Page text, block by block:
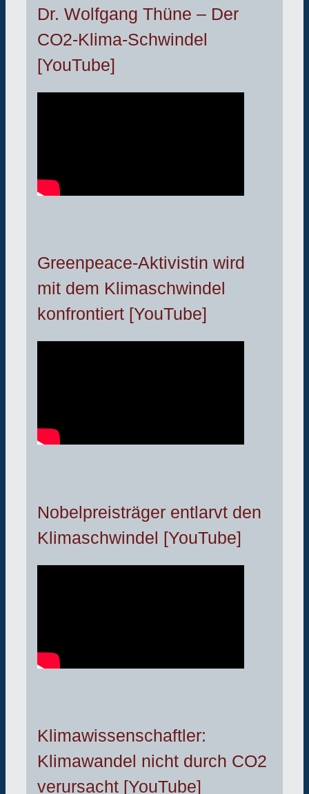
Dr. Wolfgang Thüne – Der
CO2-Klima-Schwindel
[YouTube]
Greenpeace-Aktivistin wird
mit dem Klimaschwindel
konfrontiert [YouTube]
Nobelpreisträger entlarvt den
Klimaschwindel [YouTube]
Klimawissenschaftler:
Klimawandel nicht durch CO2
verursacht [YouTube]